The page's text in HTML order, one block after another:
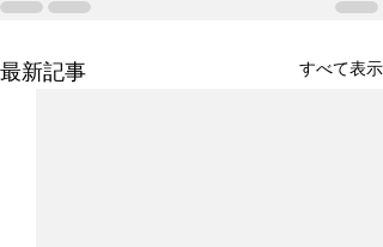
最新記事 すべて表示